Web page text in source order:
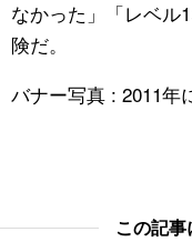
なかった」「レベル
険だ。
バナー写真 : 2011年
この記